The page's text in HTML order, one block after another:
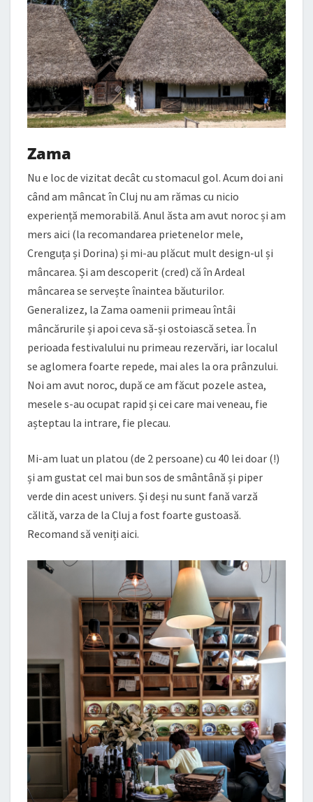
Zama
Nu e loc de vizitat decât cu stomacul gol. Acum doi ani
când am mâncat în Cluj nu am rămas cu nicio
experiență memorabilă. Anul ăsta am avut noroc și am
mers aici (la recomandarea prietenelor mele,
Crenguța și Dorina) și mi-au plăcut mult design-ul și
mâncarea. Și am descoperit (cred) că în Ardeal
mâncarea se servește înaintea băuturilor.
Generalizez, la Zama oamenii primeau întâi
mâncărurile și apoi ceva să-și ostoiască setea. În
perioada festivalului nu primeau rezervări, iar localul
se aglomera foarte repede, mai ales la ora prânzului.
Noi am avut noroc, după ce am făcut pozele astea,
mesele s-au ocupat rapid și cei care mai veneau, fie
așteptau la intrare, fie plecau.
Mi-am luat un platou (de 2 persoane) cu 40 lei doar (!)
și am gustat cel mai bun sos de smântână și piper
verde din acest univers. Și deși nu sunt fană varză
călită, varza de la Cluj a fost foarte gustoasă.
Recomand să veniți aici.